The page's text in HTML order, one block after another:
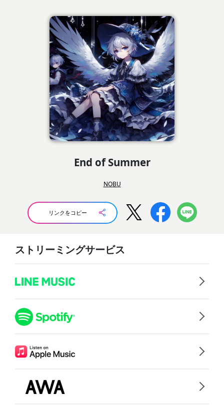
End of Summer
NOBU
リンクをコピー
ストリーミングサービス